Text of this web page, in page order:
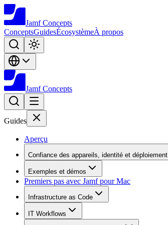
Jamf Concepts
ConceptsGuidesÉcosystèmeÀ propos
Jamf Concepts
Guides
Aperçu
Confiance des appareils, identité et déploiement
Exemples et démos
Premiers pas avec Jamf pour Mac
Infrastructure as Code
IT Workflows